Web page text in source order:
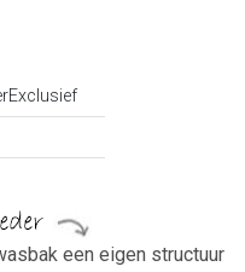
een eigen structuur